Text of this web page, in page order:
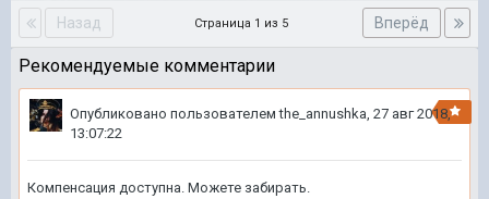
Назад Вперёд
Страница 1 из 5
Рекомендуемые комментарии
Опубликовано пользователемthe_annushka, 27 авг 2018,
13:07:22
Компенсация доступна. Можете забирать.